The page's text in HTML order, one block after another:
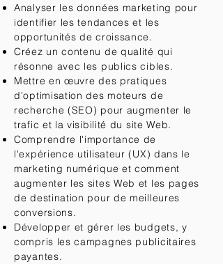
Analyser les données marketing pour
identifier les tendances et les
opportunités de croissance.
Créez un contenu de qualité qui
résonne avec les publics cibles.
Mettre en œuvre des pratiques
d'optimisation des moteurs de
recherche (SEO) pour augmenter le
trafic et la visibilité du site Web.
Comprendre l'importance de
l'expérience utilisateur (UX) dans le
marketing numérique et comment
augmenter les sites Web et les pages
de destination pour de meilleures
conversions.
Développer et gérer les budgets, y
compris les campagnes publicitaires
payantes.